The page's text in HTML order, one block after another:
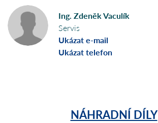
Ing. Zdeněk Vaculík
Servis
Ukázat e-mail
Ukázat telefon
NÁHRADNÍ DÍLY